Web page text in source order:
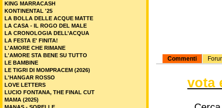
Commenti
vota
KING MARRACASH
KONTINENTAL '25
LA BOLLA DELLE ACQUE MATTE
LA CASA - IL ROGO DEL MALE
LA CRONOLOGIA DELL’ACQUA
LA FESTA E' FINITA!
L'AMORE CHE RIMANE
L'AMORE STA BENE SU TUTTO
LE BAMBINE
LE TIGRI DI MOMPRACEM (2026)
L'HANGAR ROSSO
LOVE LETTERS
LUCIO FONTANA, THE FINAL CUT
MAMA (2025)